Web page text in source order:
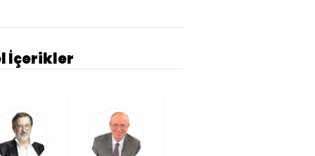
İçerikler